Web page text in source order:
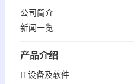
公司简介
新闻一览
产品介绍
IT设备及软件